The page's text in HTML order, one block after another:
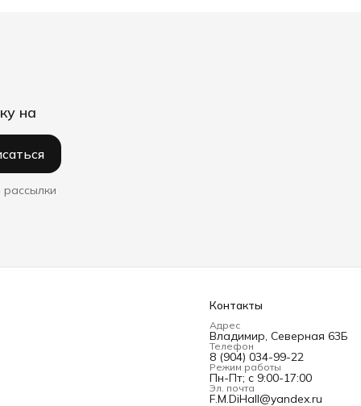
на
Контакты
Адрес
Владимир, Северная 63Б
Телефон
8 (904) 034-99-22
Режим работы
Пн-Пт; с 9:00-17:00
Эл. почта
F.M.DiHall@yandex.ru